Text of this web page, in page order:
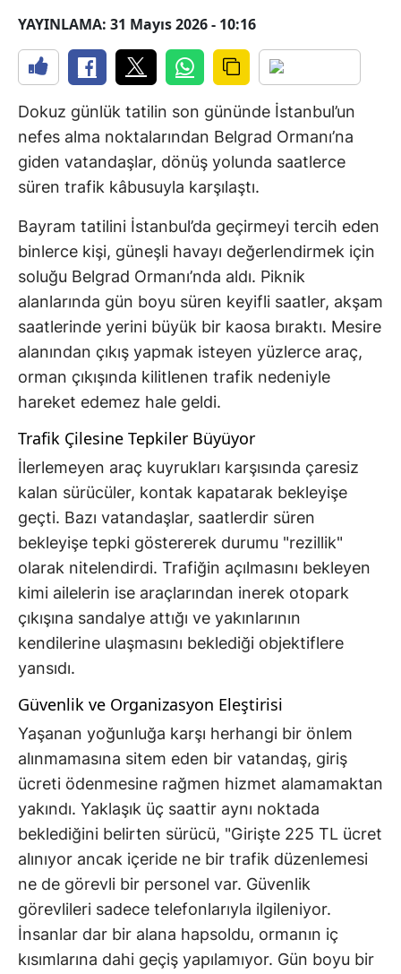
YAYINLAMA: 31 Mayıs 2026 - 10:16
Dokuz günlük tatilin son gününde İstanbul’un
nefes alma noktalarından Belgrad Ormanı’na
giden vatandaşlar, dönüş yolunda saatlerce
süren trafik kâbusuyla karşılaştı.
Bayram tatilini İstanbul’da geçirmeyi tercih eden
binlerce kişi, güneşli havayı değerlendirmek için
soluğu Belgrad Ormanı’nda aldı. Piknik
alanlarında gün boyu süren keyifli saatler, akşam
saatlerinde yerini büyük bir kaosa bıraktı. Mesire
alanından çıkış yapmak isteyen yüzlerce araç,
orman çıkışında kilitlenen trafik nedeniyle
hareket edemez hale geldi.
Trafik Çilesine Tepkiler Büyüyor
İlerlemeyen araç kuyrukları karşısında çaresiz
kalan sürücüler, kontak kapatarak bekleyişe
geçti. Bazı vatandaşlar, saatlerdir süren
bekleyişe tepki göstererek durumu "rezillik"
olarak nitelendirdi. Trafiğin açılmasını bekleyen
kimi ailelerin ise araçlarından inerek otopark
çıkışına sandalye attığı ve yakınlarının
kendilerine ulaşmasını beklediği objektiflere
yansıdı.
Güvenlik ve Organizasyon Eleştirisi
Yaşanan yoğunluğa karşı herhangi bir önlem
alınmamasına sitem eden bir vatandaş, giriş
ücreti ödenmesine rağmen hizmet alamamaktan
yakındı. Yaklaşık üç saattir aynı noktada
beklediğini belirten sürücü, "Girişte 225 TL ücret
alınıyor ancak içeride ne bir trafik düzenlemesi
ne de görevli bir personel var. Güvenlik
görevlileri sadece telefonlarıyla ilgileniyor.
İnsanlar dar bir alana hapsoldu, ormanın iç
kısımlarına dahi geçiş yapılamıyor. Gün boyu bir